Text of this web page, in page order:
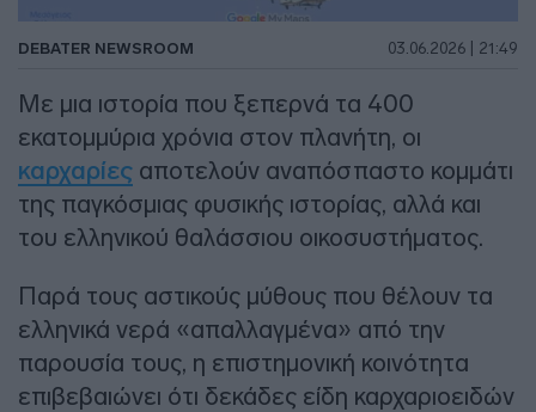
DEBATER NEWSROOM 03.06.2026 | 21:49
Με μια ιστορία που ξεπερνά τα 400
εκατομμύρια χρόνια στον πλανήτη, οι
καρχαρίες αποτελούν αναπόσπαστο κομμάτι
της παγκόσμιας φυσικής ιστορίας, αλλά και
του ελληνικού θαλάσσιου οικοσυστήματος.
Παρά τους αστικούς μύθους που θέλουν τα
ελληνικά νερά «απαλλαγμένα» από την
παρουσία τους, η επιστημονική κοινότητα
επιβεβαιώνει ότι δεκάδες είδη καρχαριοειδών